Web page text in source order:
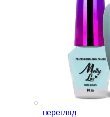
перегляд